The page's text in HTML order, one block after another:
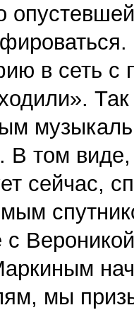
в сеть с
Так
В том
сейчас,
с
мы